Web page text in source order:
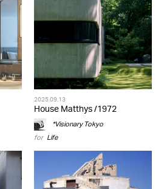
2025.09.13
House Matthys /1972
*Visionary Tokyo
for Life